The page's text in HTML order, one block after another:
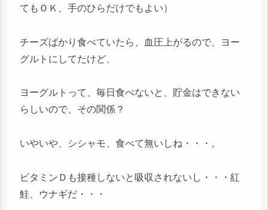
てもＯＫ、手のひらだけでもよい）
チーズばかり食べていたら、血圧上がるので、ヨー
グルトにしてたけど、
ヨーグルトって、毎日食べないと、貯金はできない
らしいので、その関係？
いやいや、シシャモ、食べて無いしね・・・。
ビタミンＤも接種しないと吸収されないし・・・紅
鮭、ウナギだ・・・